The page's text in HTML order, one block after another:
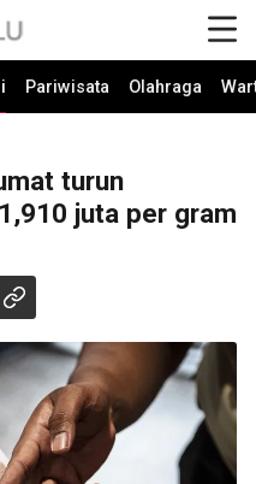
Pariwisata Olahraga
turun
juta per gram